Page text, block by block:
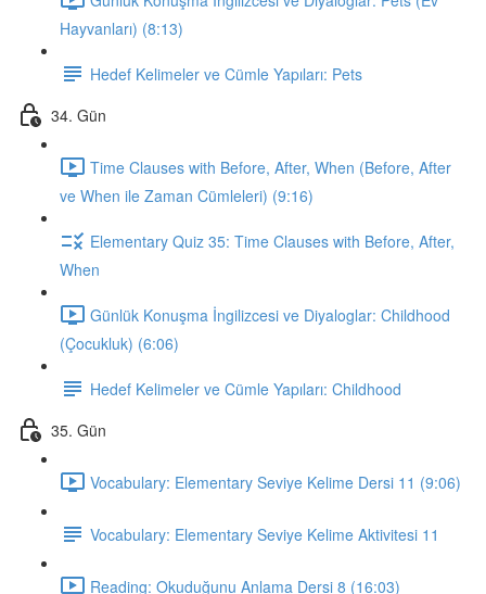
Hayvanları) (8:13)
Hedef Kelimeler ve Cümle Yapıları: Pets
34. Gün
Time Clauses with Before, After, When (Before, After
ve When ile Zaman Cümleleri) (9:16)
Elementary Quiz 35: Time Clauses with Before, After,
When
Günlük Konuşma İngilizcesi ve Diyaloglar: Childhood
(Çocukluk) (6:06)
Hedef Kelimeler ve Cümle Yapıları: Childhood
35. Gün
Vocabulary: Elementary Seviye Kelime Dersi 11 (9:06)
Vocabulary: Elementary Seviye Kelime Aktivitesi 11
Reading: Okuduğunu Anlama Dersi 8 (16:03)